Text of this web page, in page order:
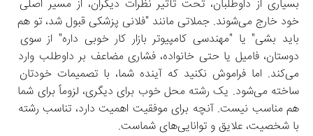
بسیاری از داوطلبان، تحت تأثیر نظرات دیگران، از مسیر اصلی
خود خارج می‌شوند. جملاتی مانند "فلانی پزشکی قبول شد، تو هم
باید بشی" یا "مهندسی کامپیوتر بازار کار خوبی داره" از سوی
دوستان، فامیل یا حتی خانواده، فشاری مضاعف بر داوطلب وارد
می‌کند. اما فراموش نکنید که آینده شما، با تصمیمات خودتان
ساخته می‌شود. یک رشته‌ محل خوب برای دیگری، لزوماً برای شما
هم مناسب نیست. آنچه برای موفقیت اهمیت دارد، تناسب رشته
با شخصیت، علایق و توانایی‌های شماست.